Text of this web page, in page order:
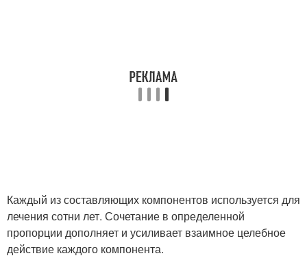
Каждый из составляющих компонентов используется для
лечения сотни лет. Сочетание в определенной
пропорции дополняет и усиливает взаимное целебное
действие каждого компонента.